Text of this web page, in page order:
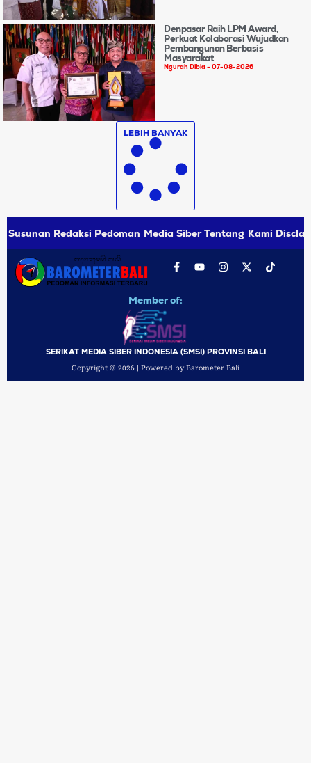
Denpasar Raih LPM Award,
Perkuat Kolaborasi Wujudkan
Pembangunan Berbasis
Masyarakat
Ngurah Dibia 07-08-2026
LEBIH BANYAK
Susunan Redaksi Pedoman Media Siber Tentang Kami
Member of:
SERIKAT MEDIA SIBER INDONESIA (SMSI) PROVINSI BALI
Copyright © 2026 | Powered by Barometer Bali